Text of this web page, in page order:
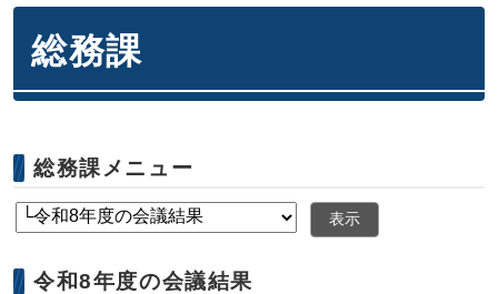
総務課
総務課メニュー
表示
令和8年度の会議結果